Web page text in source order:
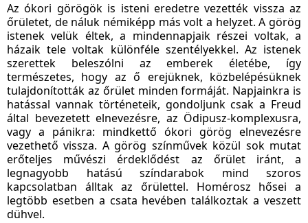
Az ókori görögök is isteni eredetre vezették vissza az
őrületet, de náluk némiképp más volt a helyzet. A görög
istenek velük éltek, a mindennapjaik részei voltak, a
házaik tele voltak különféle szentélyekkel. Az istenek
szerettek beleszólni az emberek életébe, így
természetes, hogy az ő erejüknek, közbelépésüknek
tulajdonították az őrület minden formáját. Napjainkra is
hatással vannak történeteik, gondoljunk csak a Freud
által bevezetett elnevezésre, az Ödipusz-komplexusra,
vagy a pánikra: mindkettő ókori görög elnevezésre
vezethető vissza. A görög színművek közül sok mutat
erőteljes művészi érdeklődést az őrület iránt, a
legnagyobb hatású színdarabok mind szoros
kapcsolatban álltak az őrülettel. Homérosz hősei a
legtöbb esetben a csata hevében találkoztak a veszett
dühvel.